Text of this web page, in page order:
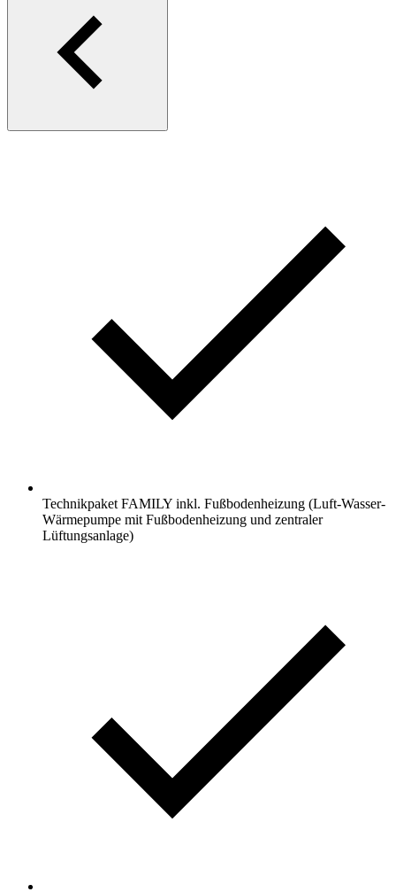
Technikpaket FAMILY inkl. Fußbodenheizung (Luft-Wasser-
Wärmepumpe mit Fußbodenheizung und zentraler
Lüftungsanlage)